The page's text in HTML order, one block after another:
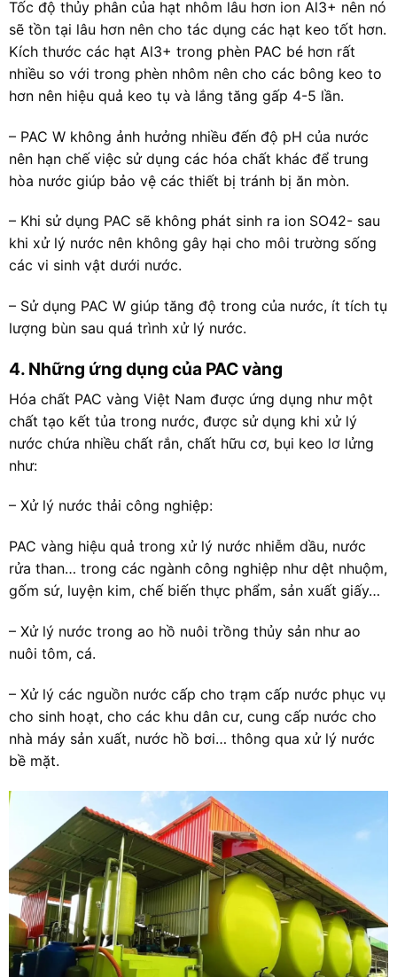
Tốc độ thủy phân của hạt nhôm lâu hơn ion Al3+ nên nó
sẽ tồn tại lâu hơn nên cho tác dụng các hạt keo tốt hơn.
Kích thước các hạt Al3+ trong phèn PAC bé hơn rất
nhiều so với trong phèn nhôm nên cho các bông keo to
hơn nên hiệu quả keo tụ và lắng tăng gấp 4-5 lần.
– PAC W không ảnh hưởng nhiều đến độ pH của nước
nên hạn chế việc sử dụng các hóa chất khác để trung
hòa nước giúp bảo vệ các thiết bị tránh bị ăn mòn.
– Khi sử dụng PAC sẽ không phát sinh ra ion SO42- sau
khi xử lý nước nên không gây hại cho môi trường sống
các vi sinh vật dưới nước.
– Sử dụng PAC W giúp tăng độ trong của nước, ít tích tụ
lượng bùn sau quá trình xử lý nước.
4. Những ứng dụng của PAC vàng
Hóa chất PAC vàng Việt Nam được ứng dụng như một
chất tạo kết tủa trong nước, được sử dụng khi xử lý
nước chứa nhiều chất rắn, chất hữu cơ, bụi keo lơ lửng
như:
– Xử lý nước thải công nghiệp:
PAC vàng hiệu quả trong xử lý nước nhiễm dầu, nước
rửa than… trong các ngành công nghiệp như dệt nhuộm,
gốm sứ, luyện kim, chế biến thực phẩm, sản xuất giấy…
– Xử lý nước trong ao hồ nuôi trồng thủy sản như ao
nuôi tôm, cá.
– Xử lý các nguồn nước cấp cho trạm cấp nước phục vụ
cho sinh hoạt, cho các khu dân cư, cung cấp nước cho
nhà máy sản xuất, nước hồ bơi… thông qua xử lý nước
bề mặt.